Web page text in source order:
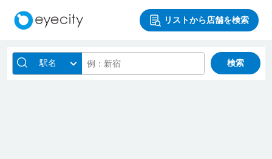
リストから店舗を検索
駅名 検索